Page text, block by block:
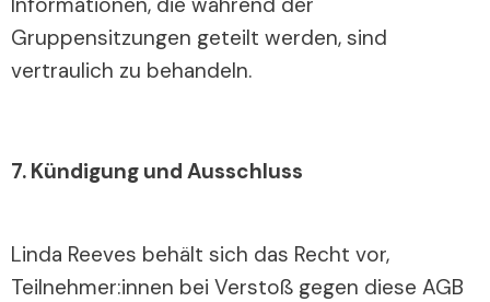
Gruppensitzungen geteilt werden, sind
vertraulich zu behandeln.
7. Kündigung und Ausschluss
Linda Reeves behält sich das Recht vor,
Teilnehmer:innen bei Verstoß gegen diese AGB